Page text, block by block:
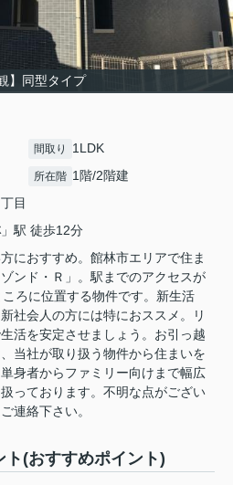
】同型タイプ
間取り 1LDK
所在階 1階/2階建
目
」駅 徒歩12分
におすすめ。館林市エリアで住ま
ンド・Ｒ」。駅までのアクセスが
ろに位置する物件です。新生活
社会人の方には特におススメ。リ
活を安定させましょう。お引っ越
当社が取り扱う物件から住まいを
身者からファミリー向けまで幅広
っております。不明な点がござい
連絡下さい。
(おすすめポイント)